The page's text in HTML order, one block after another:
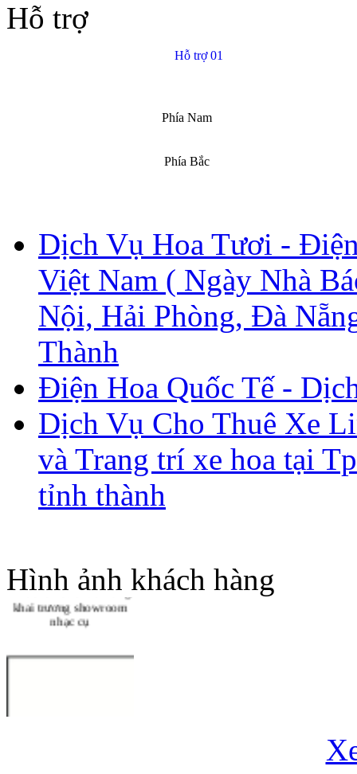
Hỗ trợ
Hỗ trợ 01
Phía Nam
Phía Bắc
Dịch Vụ Hoa Tươi -
Việt Nam ( Ngày Nhà
Nội, Hải Phòng, Đà
Thành
Điện Hoa Quốc Tế -
Dịch Vụ Cho Thuê Xe
và Trang trí xe hoa tại
tỉnh thành
Hình ảnh khách hàng
Hoa lan hồ điệp chúc
mừng đối tác Nhật Bản
Chậu hoa lan hồ điệp
đẹp thực hiện bới Hoa
Tươi 1080
Chậu Lan Hồ Điệp Tết
Nguyên Đán 2016
Thiết kế hoa chúc mừng
khai trương showroom
nhạc cụ